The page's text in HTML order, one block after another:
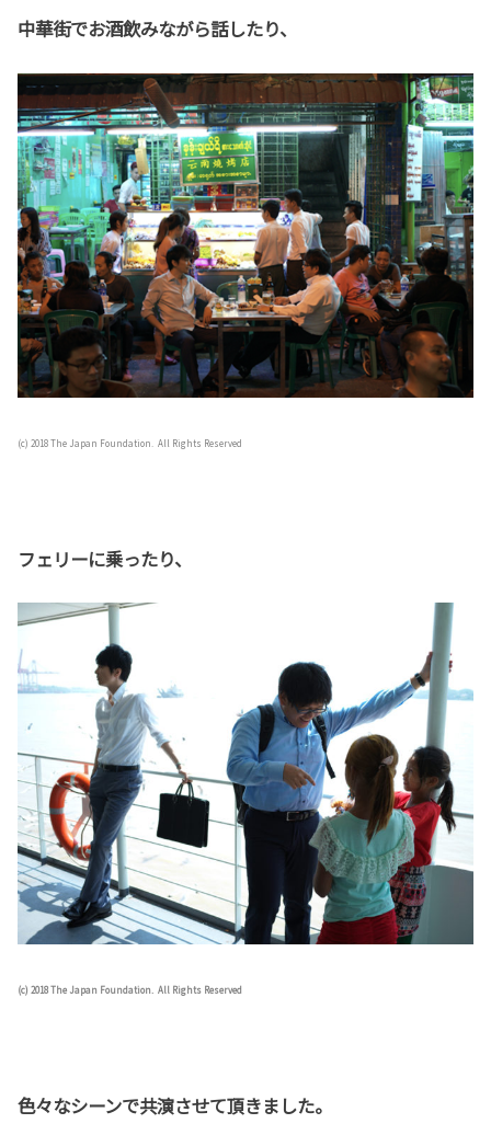
中華街でお酒飲みながら話したり、
(c) 2018 The Japan Foundation. All Rights Reserved
フェリーに乗ったり、
(c) 2018 The Japan Foundation. All Rights Reserved
色々なシーンで共演させて頂きました。